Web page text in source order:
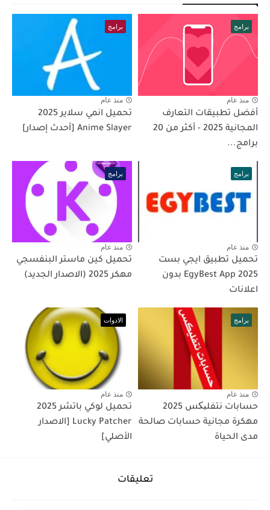
برامج
منذ عام
أفضل تطبيقات التعارف
المجانية 2025 - أكثر من 20
برامج...
برامج
منذ عام
تحميل انمي سلاير 2025
Anime Slayer [أحدث إصدار]
برامج
منذ عام
تحميل تطبيق ايجي بست
2025 EgyBest App بدون
اعلانات
برامج
منذ عام
تحميل كين ماستر البنفسجي
مهكر 2025 (الاصدار الجديد)
برامج
منذ عام
حسابات نتفلیکس 2025
مهكرة مجانية حسابات صالحة
مدى الحياة
الادوات
منذ عام
تحميل لوكي باتشر 2025
Lucky Patcher [الاصدار
الأصلي]
تعليقات